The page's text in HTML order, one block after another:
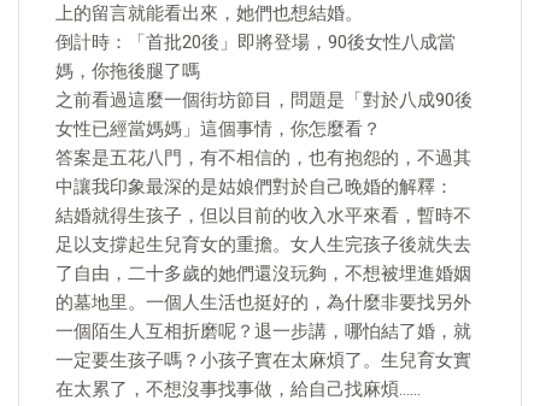
上的留言就能看出來，她們也想結婚。
倒計時：「首批20後」即將登場，90後女性八成當
媽，你拖後腿了嗎
之前看過這麼一個街坊節目，問題是「對於八成90後
女性已經當媽媽」這個事情，你怎麼看？
答案是五花八門，有不相信的，也有抱怨的，不過其
中讓我印象最深的是姑娘們對於自己晚婚的解釋：
結婚就得生孩子，但以目前的收入水平來看，暫時不
足以支撐起生兒育女的重擔。女人生完孩子後就失去
了自由，二十多歲的她們還沒玩夠，不想被埋進婚姻
的墓地里。一個人生活也挺好的，為什麼非要找另外
一個陌生人互相折磨呢？退一步講，哪怕結了婚，就
一定要生孩子嗎？小孩子實在太麻煩了。生兒育女實
在太累了，不想沒事找事做，給自己找麻煩……